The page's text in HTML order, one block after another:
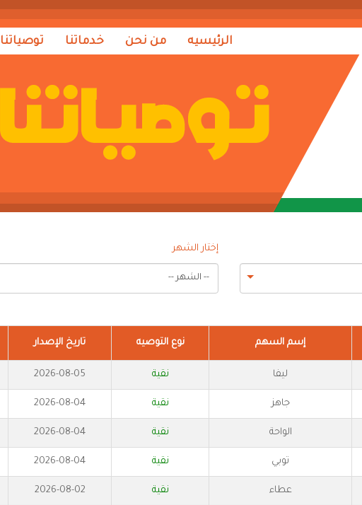
الرئيسيه من نحن خدماتنا توصياتنا
إختار الشهر
-- الشهر --
إسم السهم نوع التوصيه تاريخ الإصدار
ليفا نقية 2026-08-05
جاهز نقية 2026-08-04
الواحة نقية 2026-08-04
توبي نقية 2026-08-04
عطاء نقية 2026-08-02